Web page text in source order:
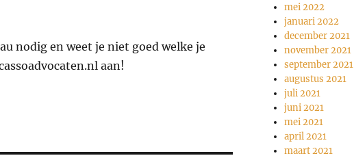
nodig en weet je niet goed welke je
aan!
mei 2022
januari 2022
december 2021
november 2021
september 2021
augustus 2021
juli 2021
juni 2021
mei 2021
april 2021
maart 2021